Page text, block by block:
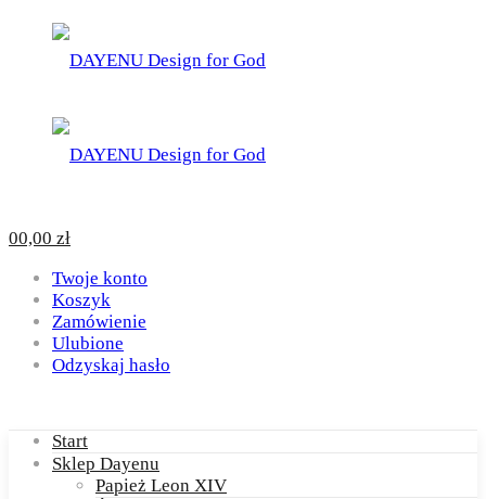
00,00 zł
Twoje konto
Koszyk
Zamówienie
Ulubione
Odzyskaj hasło
Start
Sklep Dayenu
Papież Leon XIV